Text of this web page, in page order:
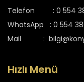
Telefon : 0 554
WhatsApp : 0 554
Mail :
Hızlı Menü